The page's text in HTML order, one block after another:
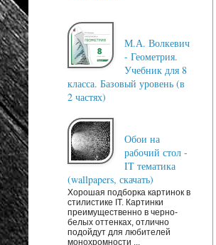
М.А. Волкевич
- Геометрия.
Учебник для 8
класса. Базовый уровень (в
2 частях)
Обои на
рабочий стол -
IT тематика
(wallpapers, скачать)
Хорошая подборка картинок в
стилистике IT. Картинки
преимущественно в черно-
белых оттенках, отлично
подойдут для любителей
монохромности ...